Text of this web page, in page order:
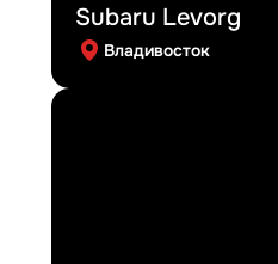
Subaru Levorg
Владивосток